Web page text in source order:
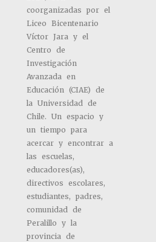
coorganizadas por el
Liceo Bicentenario
Víctor Jara y el
Centro de
Investigación
Avanzada en
Educación (CIAE) de
la Universidad de
Chile. Un espacio y
un tiempo para
acercar y encontrar a
las escuelas,
educadores(as),
directivos escolares,
estudiantes, padres,
comunidad de
Peralillo y la
provincia de